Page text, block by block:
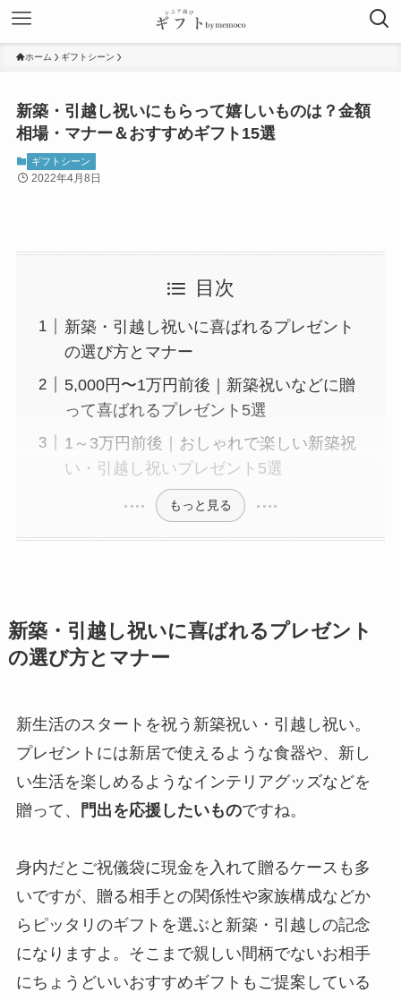
ホーム ギフトシーン
新築・引越し祝いにもらって嬉しいものは？金額
相場・マナー＆おすすめギフト15選
ギフトシーン
2022年4月8日
目次
新築・引越し祝いに喜ばれるプレゼント
の選び方とマナー
5,000円〜1万円前後｜新築祝いなどに贈
って喜ばれるプレゼント5選
1～3万円前後｜おしゃれで楽しい新築祝
い・引越し祝いプレゼント5選
もっと見る
新築・引越し祝いに喜ばれるプレゼント
の選び方とマナー
新生活のスタートを祝う新築祝い・引越し祝い。
プレゼントには新居で使えるような食器や、新し
い生活を楽しめるようなインテリアグッズなどを
贈って、
門出を応援したいものですね。
身内だとご祝儀袋に現金を入れて贈るケースも多
いですが、贈る相手との関係性や家族構成などか
らピッタリのギフトを選ぶと新築・引越しの記念
になりますよ。そこまで親しい間柄でないお相手
にちょうどいいおすすめギフトもご提案している